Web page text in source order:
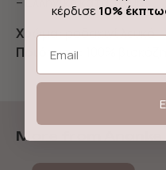
Χρώμα:ροδακινί λευκό
Ποιότητα:
More from Ananke
κέρδισε 10%
Email